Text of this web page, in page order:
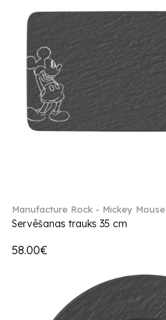
Manufacture Rock - Mickey Mouse
Servēšanas trauks 35 cm
58.00€